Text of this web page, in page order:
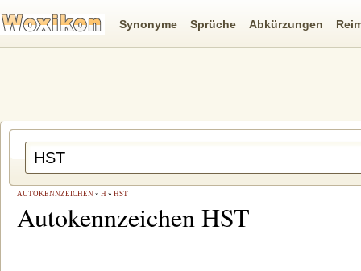
AUTOKENNZEICHEN » H » HST
Autokennzeichen HST
Synonyme Sprüche Abkürzungen